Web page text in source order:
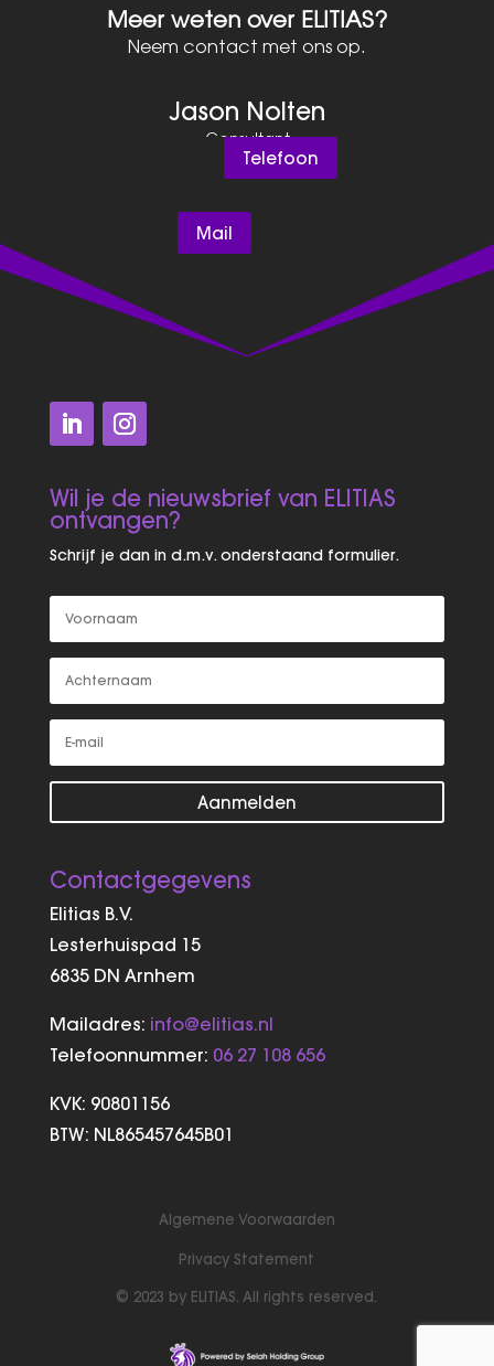
Meer weten over ELITIAS?
Neem contact met ons op.
Jason Nolten
Consultant
Telefoon
Mail
Wil je de nieuwsbrief van ELITIAS
ontvangen?
Schrijf je dan in d.m.v. onderstaand formulier.
Aanmelden
Contactgegevens
Elitias B.V.
Lesterhuispad 15
6835 DN Arnhem
Mailadres: info@elitias.nl
Telefoonnummer: 06 27 108 656
KVK: 90801156
BTW: NL865457645B01
Algemene Voorwaarden
Privacy Statement
© 2023 by ELITIAS. All rights reserved.